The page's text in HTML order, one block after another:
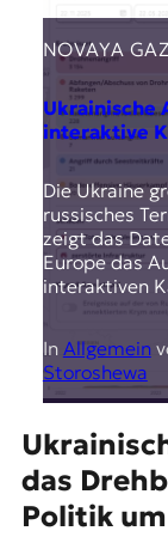
NOVAYA
Ukrainische
interaktive
Die Ukraine
russisches
zeigt das
Europe das
interaktiven
In Allgemein
Storoshewa
das
Politik um